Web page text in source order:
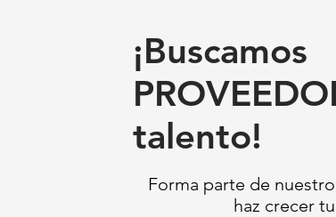
¡Buscamos
talento!
Forma parte de
haz crecer